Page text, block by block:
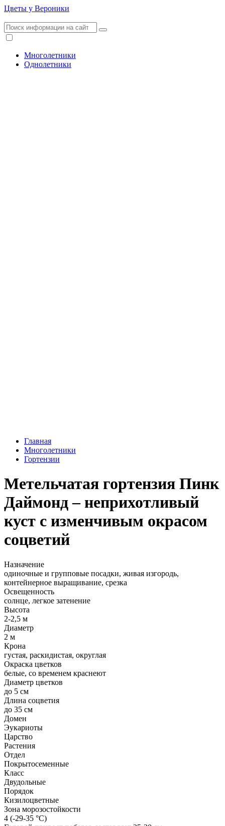
Цветы у Вероники
Многолетники
Однолетники
Главная
Многолетники
Гортензии
Метельчатая гортензия Пинк
Даймонд – неприхотливый
куст с изменчивым окрасом
соцветий
Назначение
одиночные и групповые посадки, живая изгородь,
контейнерное выращивание, срезка
Освещенность
солнце, легкое затенение
Высота
2-2,5 м
Диаметр
2 м
Крона
густая, раскидистая, округлая
Окраска цветков
белые, со временем краснеют
Диаметр цветков
до 5 см
Длина соцветия
до 35 см
Домен
Эукариоты
Царство
Растения
Отдел
Покрытосеменные
Класс
Двудольные
Порядок
Кизилоцветные
Зона морозостойкости
4 (-29-35 °С)